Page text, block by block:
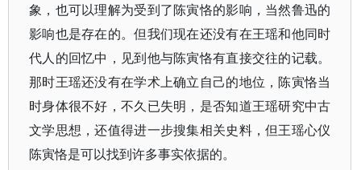
象，也可以理解为受到了陈寅恪的影响，当然鲁迅的
影响也是存在的。但我们现在还没有在王瑶和他同时
代人的回忆中，见到他与陈寅恪有直接交往的记载。
那时王瑶还没有在学术上确立自己的地位，陈寅恪当
时身体很不好，不久已失明，是否知道王瑶研究中古
文学思想，还值得进一步搜集相关史料，但王瑶心仪
陈寅恪是可以找到许多事实依据的。